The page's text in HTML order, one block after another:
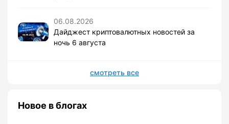
06.08.2026
Дайджест криптовалютных новостей за
ночь 6 августа
смотреть все
Новое в блогах